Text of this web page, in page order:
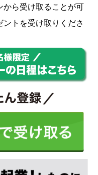
から受け取ることが可
トを受け取りくださ